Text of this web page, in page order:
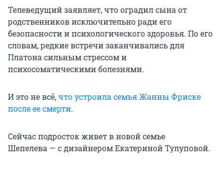
Телеведущий заявляет, что оградил сына от
родственников исключительно ради его
безопасности и психологического здоровья. По его
словам, редкие встречи заканчивались для
Платона сильным стрессом и
психосоматическими болезнями.
И это не всё,что устроила семья Жанны Фриске
после ее смерти.
Сейчас подросток живет в новой семье
Шепелева — с дизайнером Екатериной Тулуповой.